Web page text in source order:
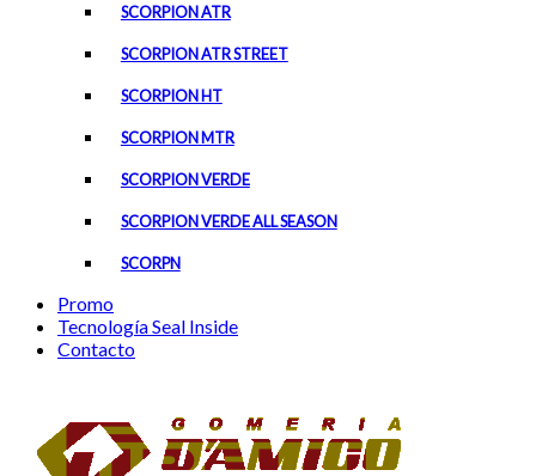
SCORPION ATR
SCORPION ATR STREET
SCORPION HT
SCORPION MTR
SCORPION VERDE
SCORPION VERDE ALL SEASON
SCORPN
Promo
Tecnología Seal Inside
Contacto